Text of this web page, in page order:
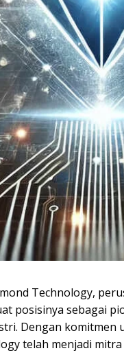
Technology,
posisinya sebagai
Dengan
telah menjadi